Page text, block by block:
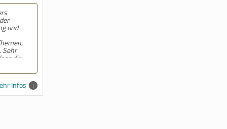
freundliche
der
hat
verständlich
bei
mit Rat und
Infos